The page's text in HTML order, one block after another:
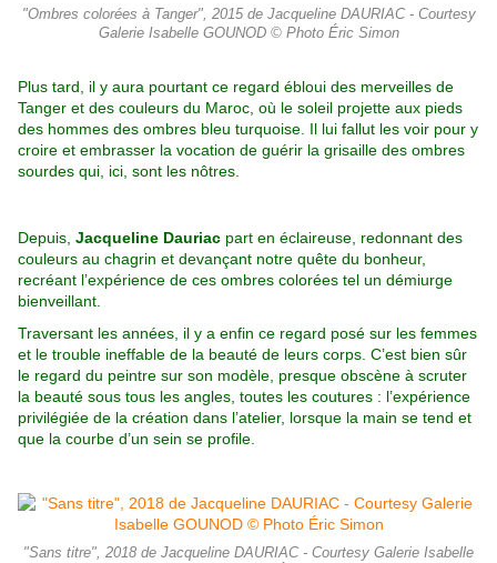
"Ombres colorées à Tanger", 2015 de Jacqueline DAURIAC - Courtesy
Galerie Isabelle GOUNOD © Photo Éric Simon
Plus tard, il y aura pourtant ce regard ébloui des merveilles de
Tanger et des couleurs du Maroc, où le soleil projette aux pieds
des hommes des ombres bleu turquoise. Il lui fallut les voir pour y
croire et embrasser la vocation de guérir la grisaille des ombres
sourdes qui, ici, sont les nôtres.
Depuis, Jacqueline Dauriac part en éclaireuse, redonnant des
couleurs au chagrin et devançant notre quête du bonheur,
recréant l’expérience de ces ombres colorées tel un démiurge
bienveillant.
Traversant les années, il y a enfin ce regard posé sur les femmes
et le trouble ineffable de la beauté de leurs corps. C’est bien sûr
le regard du peintre sur son modèle, presque obscène à scruter
la beauté sous tous les angles, toutes les coutures : l’expérience
privilégiée de la création dans l’atelier, lorsque la main se tend et
que la courbe d’un sein se profile.
"Sans titre", 2018 de Jacqueline DAURIAC - Courtesy Galerie Isabelle